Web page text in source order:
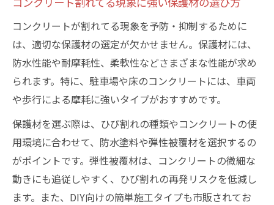
コンクリートが割れてる現象を予防・抑制するために
は、適切な保護材の選定が欠かせません。保護材には、
防水性能や耐摩耗性、柔軟性などさまざまな性能が求め
られます。特に、駐車場や床のコンクリートには、車両
や歩行による摩耗に強いタイプがおすすめです。
保護材を選ぶ際は、ひび割れの種類やコンクリートの使
用環境に合わせて、防水塗料や弾性被覆材を選択するの
がポイントです。弾性被覆材は、コンクリートの微細な
動きにも追従しやすく、ひび割れの再発リスクを低減し
ます。また、DIY向けの簡単施工タイプも市販されてお